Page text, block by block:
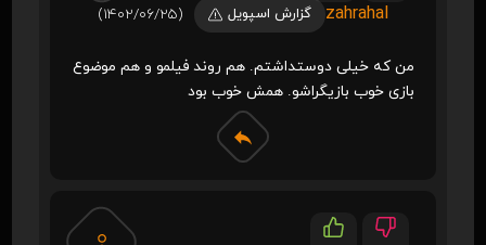
zahrahal
گزارش اسپویل (1402/06/25)
من که خیلی دوستداشتم. هم روند فیلمو و هم موضوع
بازی خوب بازیگراشو. همش خوب بود